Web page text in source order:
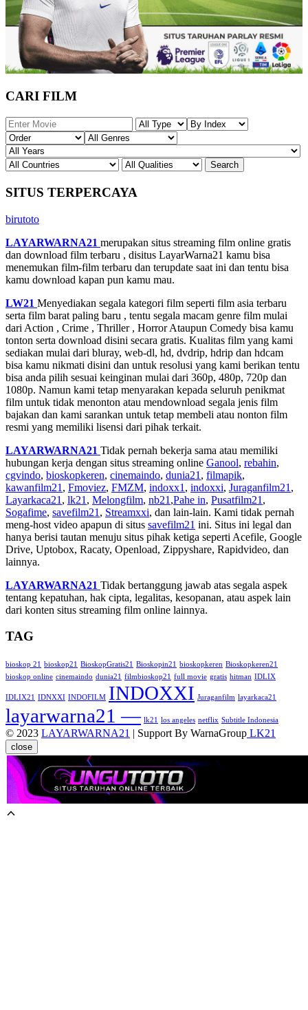
CARI FILM
SITUS TERPERCAYA
birutoto
LAYARWARNA21 merupakan situs streaming film online gratis
dan download film terbaru , disitus LayarWarna21 kamu bisa
menemukan film-film terbaru dan terupdate saat ini dan tentu bisa
kamu download kapan pun kamu mau.
LW21 Menyediakan segala kategori film seperti film asia terbaru
serta film barat paling baru , tentu segala macam genre film mulai
dari Action , Crime , Thriller , Horror Ataupun Comedy bisa kamu
tonton serta download disini secara gratis. Kualitas film yang kami
sediakan mulai dari bluray, web-dl, hd, dvdrip, hdrip dan hdcam
bisa kamu nikmati disini dan untuk resolusi yang kami berikan tentu
bisa anda pilih sesuai keinginan mulai dari 360p, 480p, 720p dan
1080p. Namun kami tetap menyarakan kepada seluruh penikmat
film untuk tidak menonton atau mendownload segala jenis film
bajakan dan kami sarankan untuk tetap membeli atau nonton film
resmi yang memiliki lisensi dari pihak terkait.
LAYARWARNA21 Tidak pernah bekerja sama atau memiliki
hubungan kerja dengan situs streaming online Ganool, rebahin,
cgvindo, bioskopkeren, cinemaindo, dunia21 , filmapik,
kawanfilm21 , Fmoviez, FMZM, indoxx1 , indoxxi, Juraganfilm21 ,
Layarkaca21 , lk21 , Melongfilm, nb21 ,Pahe in, Pusatfilm21 ,
Sogafime, savefilm21 , Streamxxi, dan lain-lain. Kami tidak pernah
meng-host video apapun di situs savefilm21 ini. Situs ini legal dan
hanya berisi tautan menuju situs pihak ketiga seperti Acefile, Google
Drive, Uptobox, Racaty, Openload, Zippyshare, Rapidvideo, dan
lainnya.
LAYARWARNA21 Tidak bertanggung jawab atas segala aspek
tentang kepatuhan, hak cipta, legalitas, kesopanan, atau aspek lain
dari konten situs streaming film online lainnya.
TAG
bioskop 21 bioskop21 BioskopGratis21 Bioskopin21 bioskopkeren Bioskopkeren21
bioskop online cinemaindo dunia21 filmbioskop21 full movie gratis hitman IDLIX
IDLIX21 IDNXXI INDOFILM INDOXXI Juraganfilm layarkaca21
layarwarna21 — lk21 los angeles netflix Subtitle Indonesia
© 2023 LAYARWARNA21 | Support By WarnaGroup LK21
close